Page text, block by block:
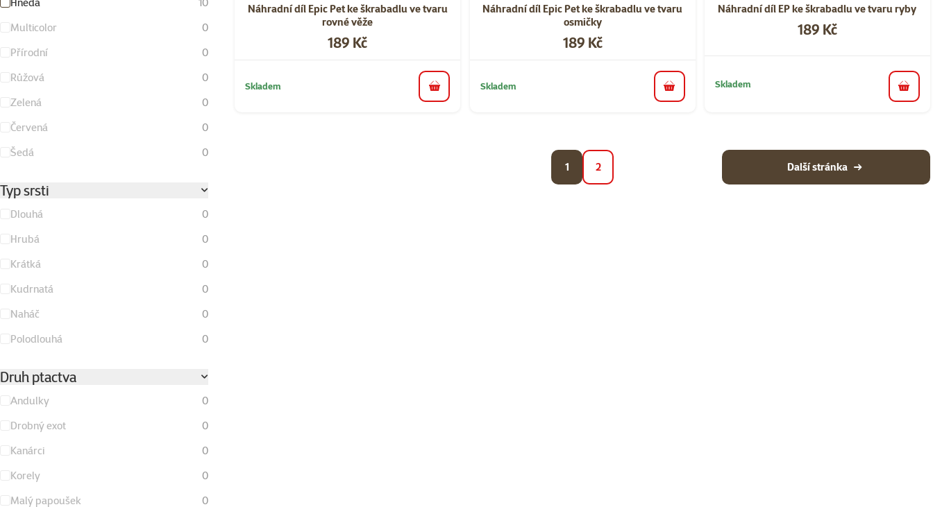
Multicolor
0
Přírodní
0
Růžová
0
Zelená
0
Červená
0
Šedá
0
Typ srsti
Dlouhá
0
Hrubá
0
Krátká
0
Kudrnatá
0
Naháč
0
Polodlouhá
0
Druh ptactva
Andulky
0
Drobný exot
0
Kanárci
0
Korely
0
Malý papoušek
0
Náhradní díl Epic Pet ke škrabadlu ve tvaru
rovné věže
Cena
189 Kč
Skladem do košíku
Náhradní díl Epic Pet ke škrabadlu ve tvaru
osmičky
Cena
189 Kč
Skladem do košíku
Náhradní díl EP ke škrabadlu ve tvaru ryby
Cena
189 Kč
Skladem
do
1 2 Další stránka